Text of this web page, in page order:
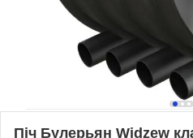
Піч Булерьян Widzew